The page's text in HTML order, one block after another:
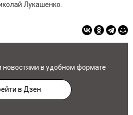
Лукашенко.
новостями в удобном формате
в Дзен